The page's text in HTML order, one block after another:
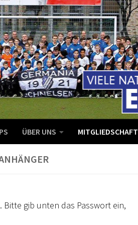
ÜBER UNS MITGLIEDSCHAFT
gib unten das Passwort ein,